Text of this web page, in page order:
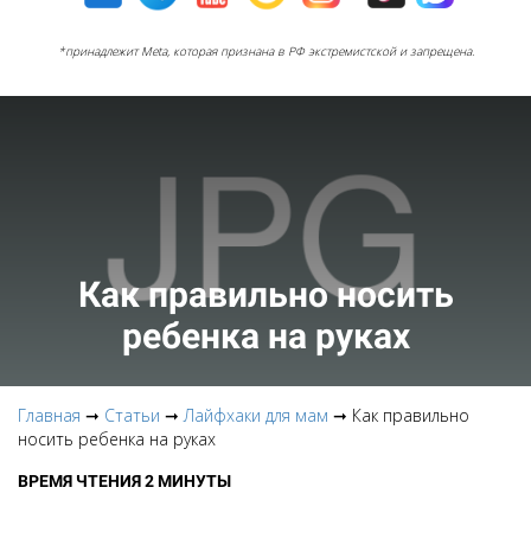
*принадлежит Meta, которая признана в РФ экстремистской и запрещена.
Как правильно носить
ребенка на руках
Главная ➞ Статьи ➞Лайфхаки для мам ➞ Как правильно
носить ребенка на руках
ВРЕМЯ ЧТЕНИЯ 2 МИНУТЫ